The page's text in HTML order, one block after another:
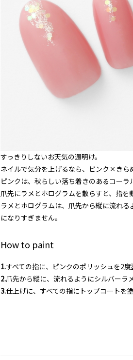
すっきりしないお天気の週明け。
ネイルで気分を上げるなら、ピンク×きら
ピンクは、秋らしい落ち着きのあるコーラ
爪先にラメとホログラムを散らすと、指を
ラメとホログラムは、爪先から縦に流れ
になりすぎません。
How to paint
1.すべての指に、ピンクのポリッシュを2度
2.爪先から縦に、流れるようにシルバーラ
3.仕上げに、すべての指にトップコートを塗